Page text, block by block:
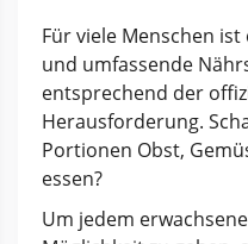
Für viele Menschen
und umfassende
entsprechend der
Herausforderung.
Portionen Obst,
essen?
Um jedem